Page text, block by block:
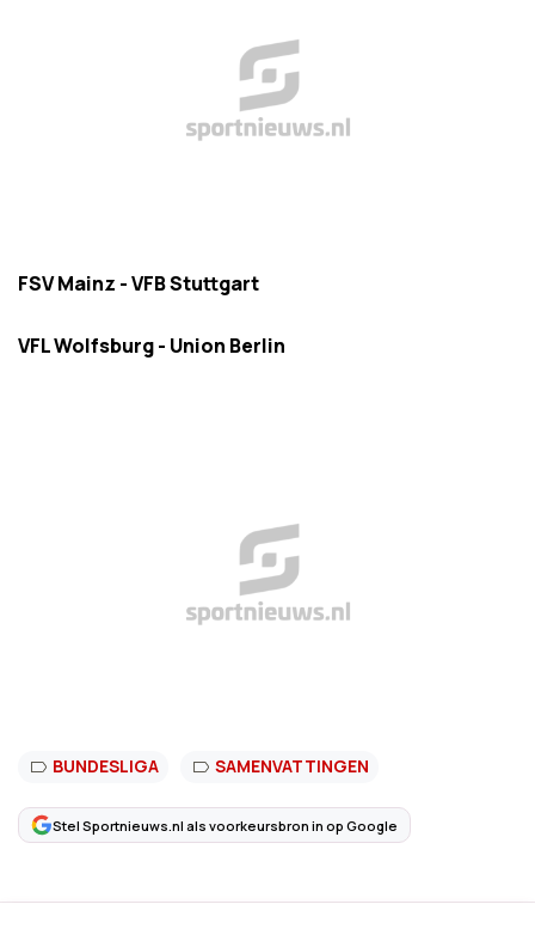
FSV Mainz - VFB Stuttgart
VFL Wolfsburg - Union Berlin
BUNDESLIGA SAMENVATTINGEN
Stel Sportnieuws.nl als voorkeursbron in op Google